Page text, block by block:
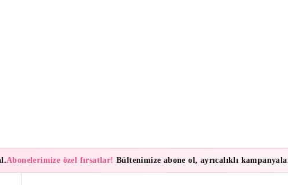
özel fırsatlar!Bültenimize abone ol, ayrıcalıklı kampanyalar